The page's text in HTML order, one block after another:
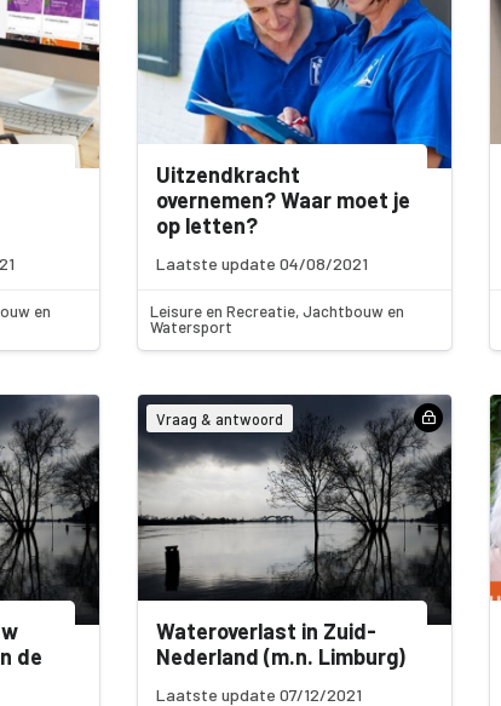
en
Uitzendkracht
overnemen? Waar moet je
op letten?
Laatste update 04/08/2021
Leisure en Recreatie, Jachtbouw en
Watersport
de
Vraag & antwoord
Wateroverlast in Zuid-
Nederland (m.n. Limburg)
Laatste update 07/12/2021